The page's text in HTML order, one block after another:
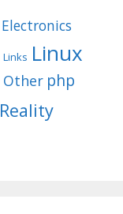
Electronics
Links Linux
Other php
Reality